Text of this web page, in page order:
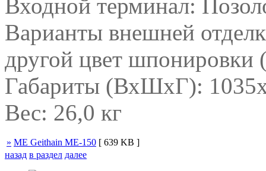
Входной терминал:
Варианты внешней
другой цвет шпонировки
Габариты (ВхШхГ):
Вес: 26,0 кг
» ME Geithain ME-150 [ 639 KB ]
назад в раздел далее